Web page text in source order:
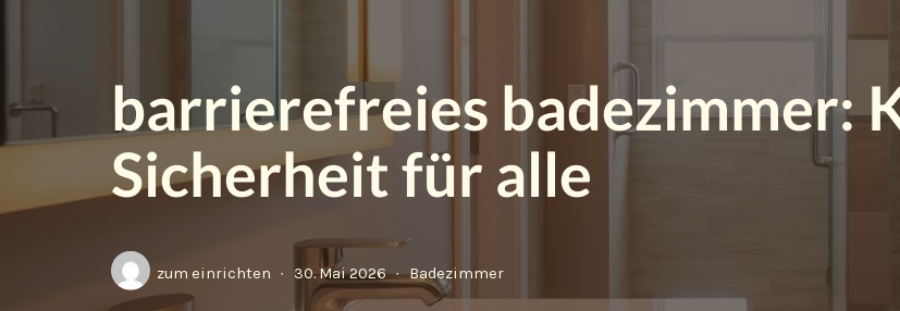
barrierefreies badezimmer:
Sicherheit für alle
zum einrichten 30. Mai 2026 Badezimmer